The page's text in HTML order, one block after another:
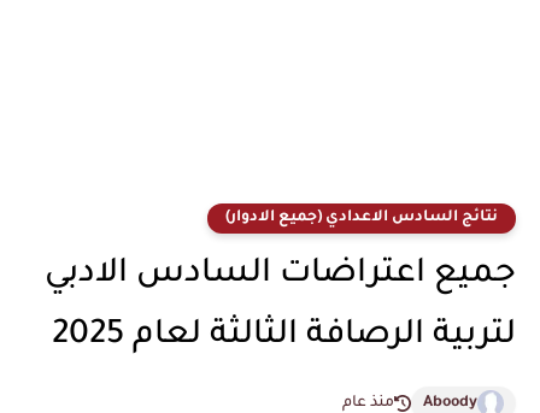
نتائج السادس الاعدادي (جميع الادوار)
جميع اعتراضات السادس الادبي
لتربية الرصافة الثالثة لعام 2025
Aboody منذ عام